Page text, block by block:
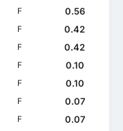
F
0.56
F
0.42
F
0.42
F
0.10
F
0.10
F
0.07
F
0.07